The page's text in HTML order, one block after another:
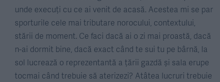
unde execuți cu ce ai venit de acasă. Acestea mi se par
sporturile cele mai tributare norocului, contextului,
stării de moment. Ce faci dacă ai o zi mai proastă, dacă
n-ai dormit bine, dacă exact când te sui tu pe bârnă, la
sol lucrează o reprezentantă a țării gazdă și sala erupe
tocmai când trebuie să aterizezi? Atâtea lucruri trebuie